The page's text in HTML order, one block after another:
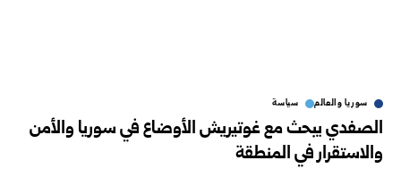
سوريا والعالم سياسة
الصفدي يبحث مع غوتيريش الأوضاع في سوريا والأمن
‏والاستقرار في المنطقة‎